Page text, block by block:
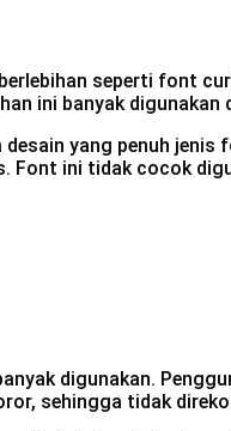
seperti font
ini banyak
yang penuh
ini tidak cocok
digunakan.
sehingga tidak